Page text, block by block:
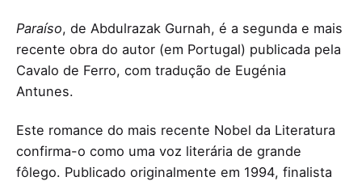
Paraíso, de Abdulrazak Gurnah, é a segunda e mais
recente obra do autor (em Portugal) publicada pela
Cavalo de Ferro, com tradução de Eugénia
Antunes.
Este romance do mais recente Nobel da Literatura
confirma-o como uma voz literária de grande
fôlego. Publicado originalmente em 1994, finalista